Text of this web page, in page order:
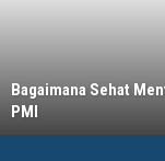
Bagaimana Sehat
PMI